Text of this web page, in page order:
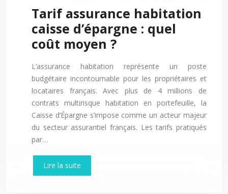
Tarif assurance habitation
caisse d’épargne : quel
coût moyen ?
L’assurance habitation représente un poste
budgétaire incontournable pour les propriétaires et
locataires français. Avec plus de 4 millions de
contrats multirisque habitation en portefeuille, la
Caisse d’Épargne s’impose comme un acteur majeur
du secteur assurantiel français. Les tarifs pratiqués
par…
Lire la suite